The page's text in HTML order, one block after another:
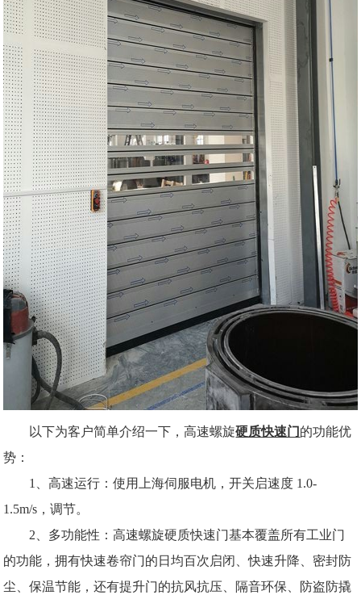
以下为客户简单介绍一下，高速螺旋硬质快速门 的功能优
势：
1、高速运行：使用上海伺服电机，开关启速度 1.0-
1.5m/s，调节。
2、多功能性：高速螺旋硬质快速门基本覆盖所有工业门
的功能，拥有快速卷帘门的日均百次启闭、快速升降、密封防
尘、保温节能，还有提升门的抗风抗压、隔音环保、防盗防撬